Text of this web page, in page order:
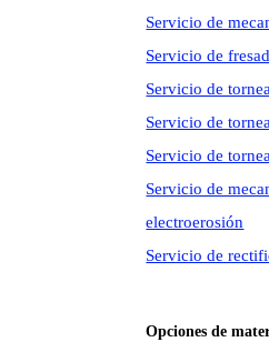
Servicio de
Servicio de
Servicio de
Servicio de
Servicio de
Servicio de
electroerosión
Servicio de
Opciones de